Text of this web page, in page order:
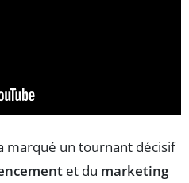
marqué un tournant décisif
et du marketing